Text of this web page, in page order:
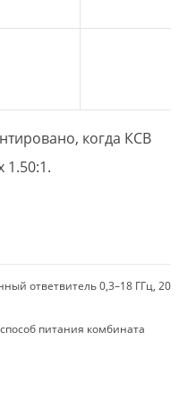
когда КСВ
1.50:1.
ответвитель 0,3–18 ГГц, 20
питания комбината